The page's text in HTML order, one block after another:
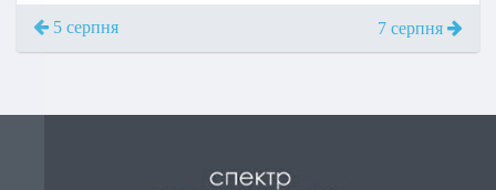
5 серпня 7 серпня